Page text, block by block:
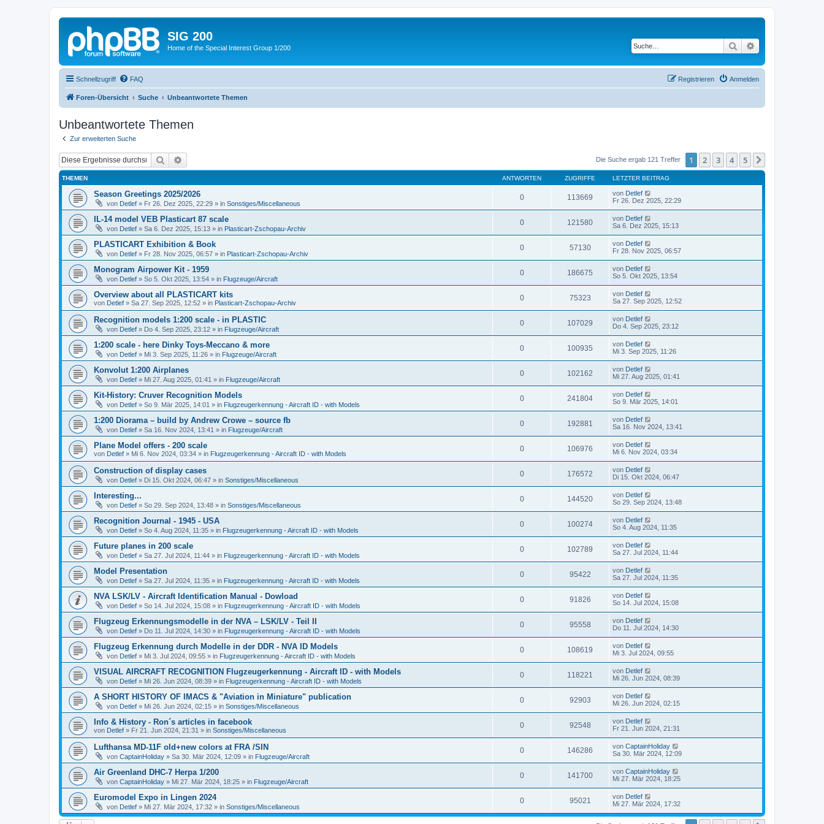
SIG 200
Home of the Special Interest Group 1/200 Suche
Schnellzugriff FAQ Anmelden
Registrieren
Foren-Übersicht Suche Unbeantwortete Themen
Unbeantwortete Themen
Zur erweiterten Suche
Suche Die Suche ergab 121 Treffer 1 2 3 4 5
THEMEN ANTWORTEN ZUGRIFFE LETZTER BEITRAG
Season Greetings 2025/2026
von Detlef » Fr 26. Dez 2025, 22:29 » in Sonstiges/Miscellaneous
0 113669 von Detlef
Fr 26. Dez 2025, 22:29
IL-14 model VEB Plasticart 87 scale
von Detlef » Sa 6. Dez 2025, 15:13 » in Plasticart-Zschopau-Archiv
0 121580 von Detlef
Sa 6. Dez 2025, 15:13
PLASTICART Exhibition & Book
von Detlef » Fr 28. Nov 2025, 06:57 » in Plasticart-Zschopau-Archiv
0 57130 von Detlef
Fr 28. Nov 2025, 06:57
Monogram Airpower Kit - 1959
von Detlef » So 5. Okt 2025, 13:54 » in Flugzeuge/Aircraft
0 186675 von Detlef
So 5. Okt 2025, 13:54
Overview about all PLASTICART kits
von Detlef » Sa 27. Sep 2025, 12:52 » in Plasticart-Zschopau-Archiv
0 75323 von Detlef
Sa 27. Sep 2025, 12:52
Recognition models 1:200 scale - in PLASTIC
von Detlef » Do 4. Sep 2025, 23:12 » in Flugzeuge/Aircraft
0 107029 von Detlef
Do 4. Sep 2025, 23:12
1:200 scale - here Dinky Toys-Meccano & more
von Detlef » Mi 3. Sep 2025, 11:26 » in Flugzeuge/Aircraft
0 100935 von Detlef
Mi 3. Sep 2025, 11:26
Konvolut 1:200 Airplanes
von Detlef » Mi 27. Aug 2025, 01:41 » in Flugzeuge/Aircraft
0 102162 von Detlef
Mi 27. Aug 2025, 01:41
Kit-History: Cruver Recognition Models
von Detlef » So 9. Mär 2025, 14:01 » in Flugzeugerkennung - Aircraft ID - with Models
0 241804 von Detlef
So 9. Mär 2025, 14:01
1:200 Diorama – build by Andrew Crowe – source fb
von Detlef » Sa 16. Nov 2024, 13:41 » in Flugzeuge/Aircraft
0 192881 von Detlef
Sa 16. Nov 2024, 13:41
Plane Model offers - 200 scale
von Detlef » Mi 6. Nov 2024, 03:34 » in Flugzeugerkennung - Aircraft ID - with Models
0 106976 von Detlef
Mi 6. Nov 2024, 03:34
Construction of display cases
von Detlef » Di 15. Okt 2024, 06:47 » in Sonstiges/Miscellaneous
0 176572 von Detlef
Di 15. Okt 2024, 06:47
Interesting...
von Detlef » So 29. Sep 2024, 13:48 » in Sonstiges/Miscellaneous
0 144520 von Detlef
So 29. Sep 2024, 13:48
Recognition Journal - 1945 - USA
von Detlef » So 4. Aug 2024, 11:35 » in Flugzeugerkennung - Aircraft ID - with Models
0 100274 von Detlef
So 4. Aug 2024, 11:35
Future planes in 200 scale
von Detlef » Sa 27. Jul 2024, 11:44 » in Flugzeugerkennung - Aircraft ID - with Models
0 102789 von Detlef
Sa 27. Jul 2024, 11:44
Model Presentation
von Detlef » Sa 27. Jul 2024, 11:35 » in Flugzeugerkennung - Aircraft ID - with Models
0 95422 von Detlef
Sa 27. Jul 2024, 11:35
NVA LSK/LV - Aircraft Identification Manual - Dowload
von Detlef » So 14. Jul 2024, 15:08 » in Flugzeugerkennung - Aircraft ID - with Models
0 91826 von Detlef
So 14. Jul 2024, 15:08
Flugzeug Erkennungsmodelle in der NVA – LSK/LV - Teil II
von Detlef » Do 11. Jul 2024, 14:30 » in Flugzeugerkennung - Aircraft ID - with Models
0 95558 von Detlef
Do 11. Jul 2024, 14:30
Flugzeug Erkennung durch Modelle in der DDR - NVA ID Models
von Detlef » Mi 3. Jul 2024, 09:55 » in Flugzeugerkennung - Aircraft ID - with Models
0 108619 von Detlef
Mi 3. Jul 2024, 09:55
VISUAL AIRCRAFT RECOGNITION Flugzeugerkennung - Aircraft ID - with Models
von Detlef » Mi 26. Jun 2024, 08:39 » in Flugzeugerkennung - Aircraft ID - with Models
0 118221 von Detlef
Mi 26. Jun 2024, 08:39
A SHORT HISTORY OF IMACS & "Aviation in Miniature" publication
von Detlef » Mi 26. Jun 2024, 02:15 » in Sonstiges/Miscellaneous
0 92903 von Detlef
Mi 26. Jun 2024, 02:15
Info & History - Ron´s articles in facebook
von Detlef » Fr 21. Jun 2024, 21:31 » in Sonstiges/Miscellaneous
0 92548 von Detlef
Fr 21. Jun 2024, 21:31
Lufthansa MD-11F old+new colors at FRA /SIN
von CaptainHoliday » Sa 30. Mär 2024, 12:09 » in Flugzeuge/Aircraft
0 146286 von CaptainHoliday
Sa 30. Mär 2024, 12:09
Air Greenland DHC-7 Herpa 1/200
von CaptainHoliday » Mi 27. Mär 2024, 18:25 » in Flugzeuge/Aircraft
0 141700 von CaptainHoliday
Mi 27. Mär 2024, 18:25
Euromodel Expo in Lingen 2024
von Detlef » Mi 27. Mär 2024, 17:32 » in Sonstiges/Miscellaneous
0 95021 von Detlef
Mi 27. Mär 2024, 17:32